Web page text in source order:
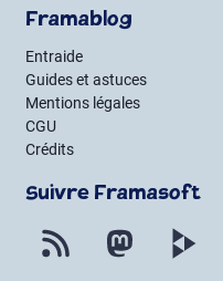
Framablog
Entraide
Guides et astuces
Mentions légales
CGU
Crédits
Suivre Framasoft
Flux RSS Mastodon